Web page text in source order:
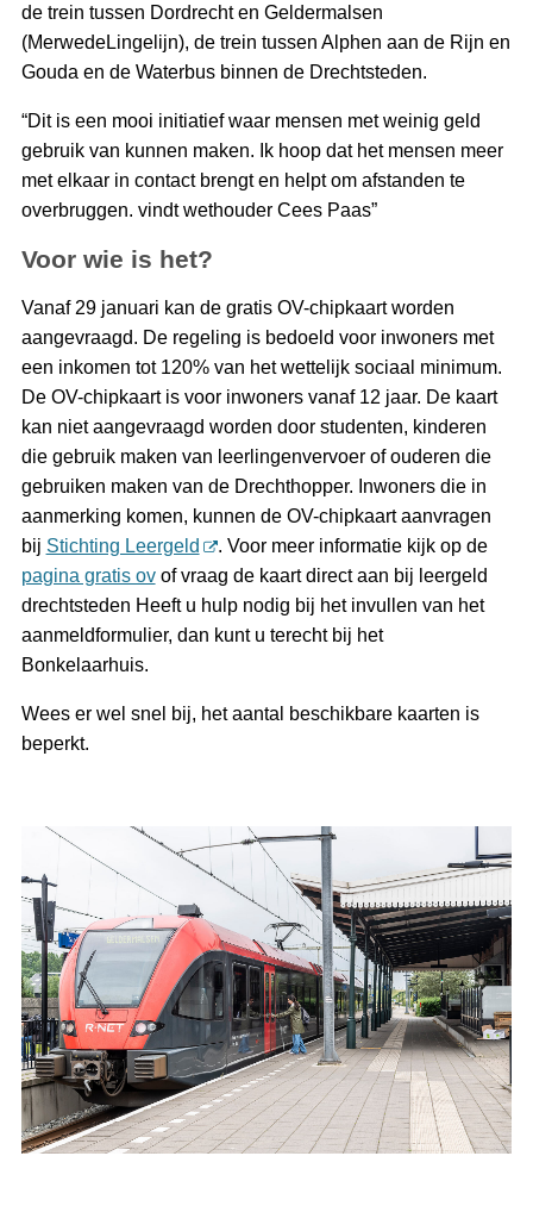
de trein tussen Dordrecht en Geldermalsen
(MerwedeLingelijn), de trein tussen Alphen aan de Rijn en
Gouda en de Waterbus binnen de Drechtsteden.
“Dit is een mooi initiatief waar mensen met weinig geld
gebruik van kunnen maken. Ik hoop dat het mensen meer
met elkaar in contact brengt en helpt om afstanden te
overbruggen. vindt wethouder Cees Paas”
Voor wie is het?
Vanaf 29 januari kan de gratis OV-chipkaart worden
aangevraagd. De regeling is bedoeld voor inwoners met
een inkomen tot 120% van het wettelijk sociaal minimum.
De OV-chipkaart is voor inwoners vanaf 12 jaar. De kaart
kan niet aangevraagd worden door studenten, kinderen
die gebruik maken van leerlingenvervoer of ouderen die
gebruiken maken van de Drechthopper. Inwoners die in
aanmerking komen, kunnen de OV-chipkaart aanvragen
bij Stichting Leergeld
. Voor meer informatie kijk op de
pagina gratis ovof vraag de kaart direct aan bij leergeld
drechtsteden Heeft u hulp nodig bij het invullen van het
aanmeldformulier, dan kunt u terecht bij het
Bonkelaarhuis.
Wees er wel snel bij, het aantal beschikbare kaarten is
beperkt.